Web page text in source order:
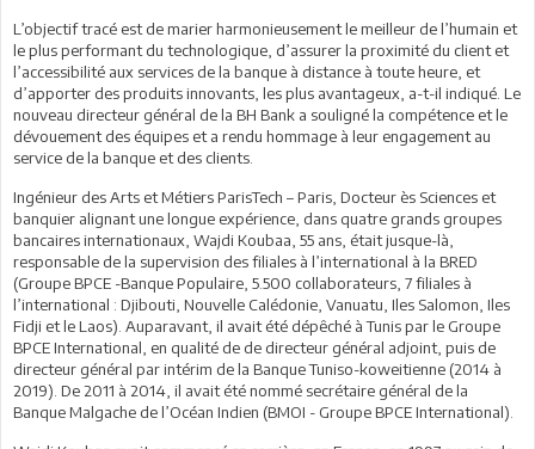
L’objectif tracé est de marier harmonieusement le meilleur de l’humain et
le plus performant du technologique, d’assurer la proximité du client et
l’accessibilité aux services de la banque à distance à toute heure, et
d’apporter des produits innovants, les plus avantageux, a-t-il indiqué. Le
nouveau directeur général de la BH Bank a souligné la compétence et le
dévouement des équipes et a rendu hommage à leur engagement au
service de la banque et des clients.
Ingénieur des Arts et Métiers ParisTech – Paris, Docteur ès Sciences et
banquier alignant une longue expérience, dans quatre grands groupes
bancaires internationaux, Wajdi Koubaa, 55 ans, était jusque-là,
responsable de la supervision des filiales à l’international à la BRED
(Groupe BPCE -Banque Populaire, 5.500 collaborateurs, 7 filiales à
l’international : Djibouti, Nouvelle Calédonie, Vanuatu, Iles Salomon, Iles
Fidji et le Laos). Auparavant, il avait été dépêché à Tunis par le Groupe
BPCE International, en qualité de de directeur général adjoint, puis de
directeur général par intérim de la Banque Tuniso-koweitienne (2014 à
2019). De 2011 à 2014, il avait été nommé secrétaire général de la
Banque Malgache de l’Océan Indien (BMOI - Groupe BPCE International).